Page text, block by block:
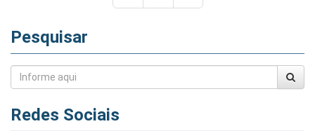
Pesquisar
Redes Sociais